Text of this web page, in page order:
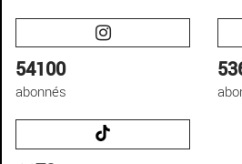
54100
abonnés